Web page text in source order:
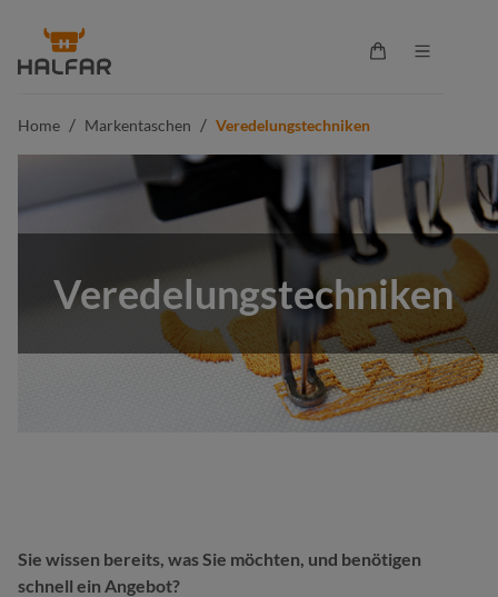
springen
Warenkorb
Home / Markentaschen / Veredelungstechniken
Veredelungstechniken
Sie wissen bereits, was Sie möchten, und benötigen
schnell ein Angebot?